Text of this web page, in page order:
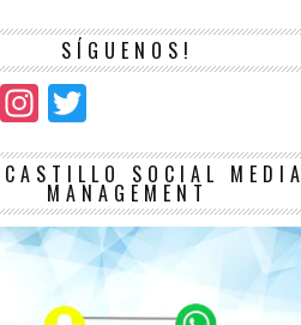
SÍGUENOS!
Instagram
SOCIAL MEDIA
MANAGEMENT